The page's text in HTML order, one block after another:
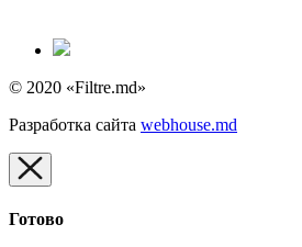
© 2020 «Filtre.md»
Разработка сайта webhouse.md
Готово